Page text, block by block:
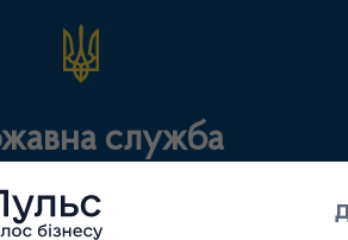
служба
Для громадськості